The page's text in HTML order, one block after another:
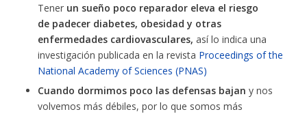
Tener un sueño poco reparador eleva el riesgo
de padecer diabetes, obesidad y otras
enfermedades cardiovasculares, así lo indica una
investigación publicada en la revista Proceedings of the
National Academy of Sciences (PNAS)
Cuando dormimos poco las defensas bajan y nos
volvemos más débiles, por lo que somos más